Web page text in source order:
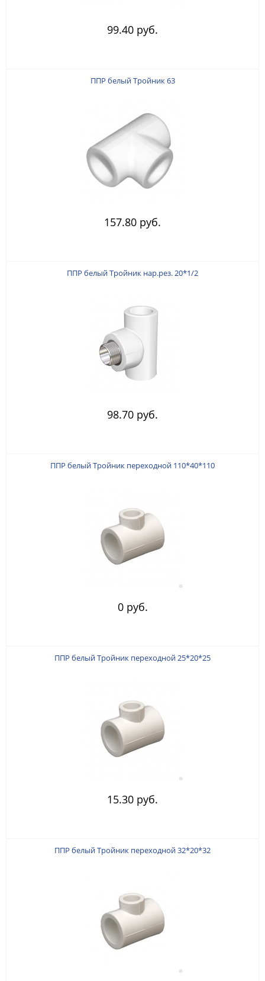
99.40 руб.
ППР белый Тройник 63
157.80 руб.
ППР белый Тройник нар.рез. 20*1/2
98.70 руб.
ППР белый Тройник переходной 110*40*110
0 руб.
ППР белый Тройник переходной 25*20*25
15.30 руб.
ППР белый Тройник переходной 32*20*32